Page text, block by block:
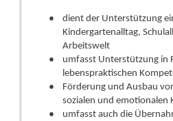
dient der Unterstützung
Kindergartenalltag,
Arbeitswelt
umfasst Unterstützung in
lebenspraktischen
Förderung und Ausbau
sozialen und emotionalen
umfasst auch die